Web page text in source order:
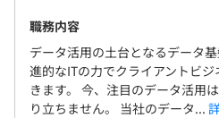
職務内容
データ活用の土台となるデータ
進的なITの力でクライアントビ
きます。 今、注目のデータ活用
り立ちません。 当社のデータ...